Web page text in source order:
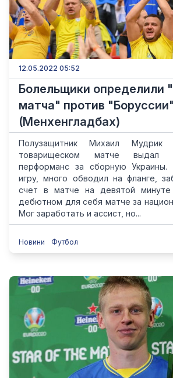
12.05.2022 05:52
Болельщики определили
матча" против "Боруссии"
(Менхенгладбах)
Полузащитник Михаил Мудрик
товарищеском матче выдал
перформанс за сборную Украины.
игру, много обводил на фланге,
счет в матче на девятой
дебютном для себя матче за
Мог заработать и ассист, но...
Новини Футбол